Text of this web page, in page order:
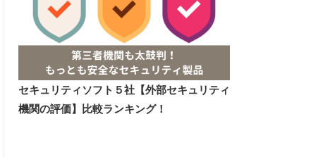
セキュリティソフト５社【外部セキュリティ
機関の評価】比較ランキング！